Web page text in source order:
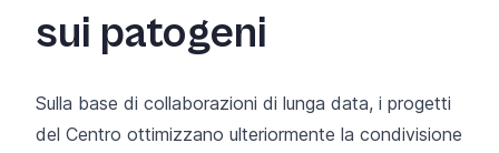
sui patogeni
Sulla base di collaborazioni di lunga data, i progetti
del Centro ottimizzano ulteriormente la condivisione